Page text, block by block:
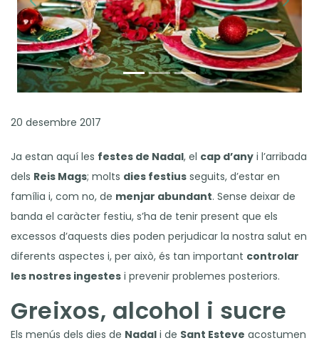
Previous Next
20 desembre 2017
Ja estan aquí les festes de Nadal, el cap d’any i l’arribada
dels Reis Mags; molts dies festius seguits, d’estar en
família i, com no, de menjar abundant. Sense deixar de
banda el caràcter festiu, s’ha de tenir present que els
excessos d’aquests dies poden perjudicar la nostra salut en
diferents aspectes i, per això, és tan important controlar
les nostres ingestes i prevenir problemes posteriors.
Greixos, alcohol i sucre
Els menús dels dies de Nadal i de Sant Esteve acostumen